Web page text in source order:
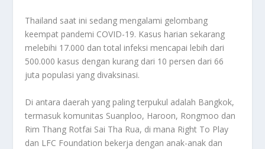
Thailand saat ini sedang mengalami gelombang
keempat pandemi COVID-19. Kasus harian sekarang
melebihi 17.000 dan total infeksi mencapai lebih dari
500.000 kasus dengan kurang dari 10 persen dari 66
juta populasi yang divaksinasi.
Di antara daerah yang paling terpukul adalah Bangkok,
termasuk komunitas Suanploo, Haroon, Rongmoo dan
Rim Thang Rotfai Sai Tha Rua, di mana Right To Play
dan LFC Foundation bekerja dengan anak-anak dan